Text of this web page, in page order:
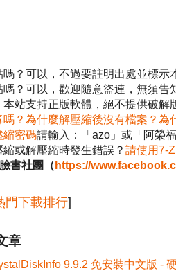
？可以，不過要註明出處並標示
？可以，歡迎隨意盜連，無須告
站支持正版軟體，絕不提供破解
？為什麼解壓縮後沒有檔案？為
縮密碼請輸入：「azo」或「阿榮福
或解壓縮時發生錯誤？ 請使用7-
書社團（ https://
門下載排行]
章
9.9.2 免安裝中文版 -